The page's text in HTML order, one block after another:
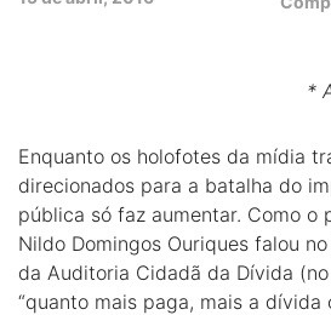
*
Enquanto os holofotes da mídia
direcionados para a batalha do
pública só faz aumentar. Como o
Nildo Domingos Ouriques falou
da Auditoria Cidadã da Dívida
“quanto mais paga, mais a dívida